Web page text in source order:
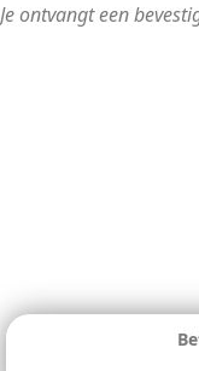
Je ontvangt een